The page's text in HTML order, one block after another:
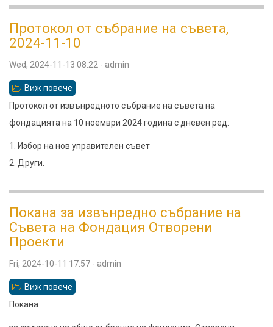
Протокол от събрание на съвета,
2024-11-10
Wed, 2024-11-13 08:22 - admin
Виж повече
Протокол
от
2024-
10
Протокол от извънредното събрание на съвета на
фондацията на 10 ноември 2024 година с дневен ред:
1. Избор на нов управителен съвет
2. Други.
Покана за извънредно събрание на
Съвета на Фондация Отворени
Проекти
Fri, 2024-10-11 17:57 - admin
Виж повече
Покана